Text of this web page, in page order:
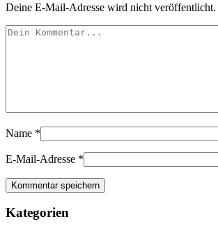
Deine E-Mail-Adresse wird nicht veröffentlicht.
Name *
E-Mail-Adresse *
Kategorien